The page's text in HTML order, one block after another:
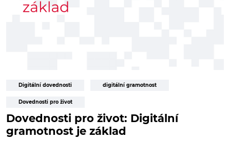
Digitální dovednosti digitální gramotnost
Dovednosti pro život
Dovednosti pro život: Digitální
gramotnost je základ